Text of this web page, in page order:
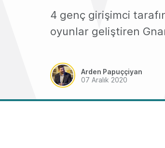
4 genç girişimci
oyunlar geliştiren
Arden Papuççiyan
07 Aralık 2020